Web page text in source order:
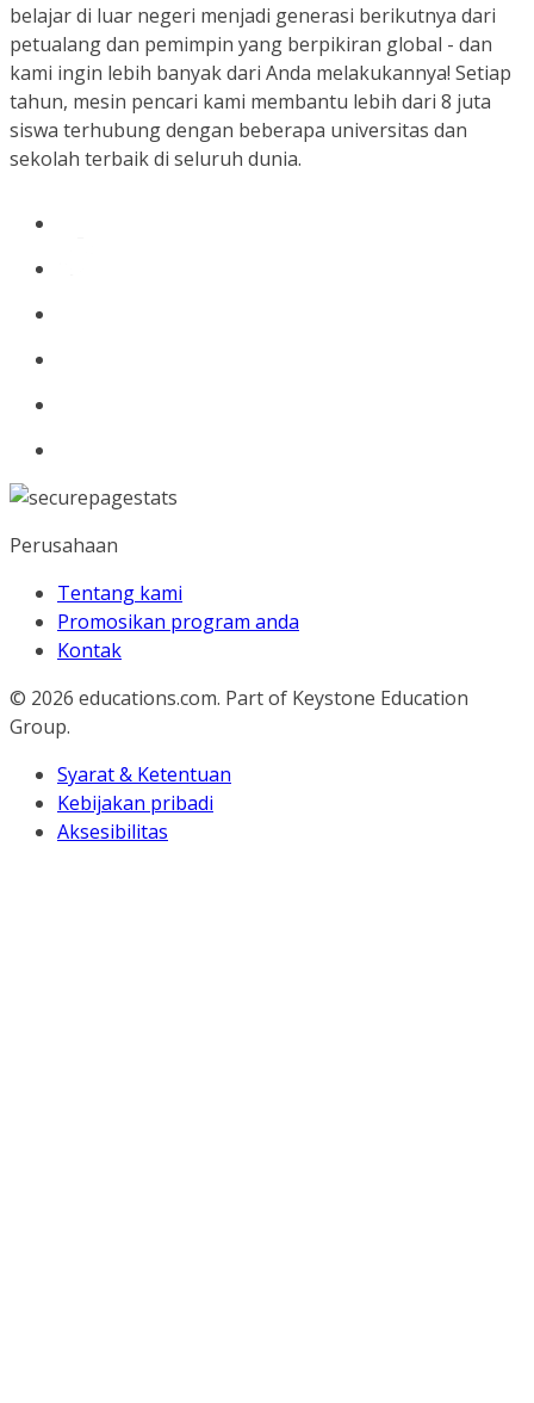
belajar di luar negeri menjadi generasi berikutnya dari
petualang dan pemimpin yang berpikiran global - dan
kami ingin lebih banyak dari Anda melakukannya! Setiap
tahun, mesin pencari kami membantu lebih dari 8 juta
siswa terhubung dengan beberapa universitas dan
sekolah terbaik di seluruh dunia.
Perusahaan
Tentang kami
Promosikan program anda
Kontak
© 2026 educations.com. Part of Keystone Education
Group.
Syarat & Ketentuan
Kebijakan pribadi
Aksesibilitas